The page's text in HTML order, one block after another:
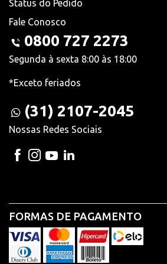
Status do Pedido
Fale Conosco
0800 727 2273
Segunda à sexta 8:00 às 18:00
*Exceto feriados
(31) 2107-2045
Nossas Redes Sociais
FORMAS DE PAGAMENTO